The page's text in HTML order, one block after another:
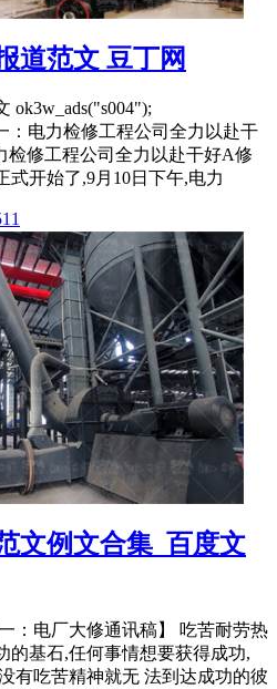
道范文 豆丁网
ok3w_ads("s004");
：电力检修工程公司全力以赴干
检修工程公司全力以赴干好A修
式开始了,9月10日下午,电力
文例文合集_百度文
：电厂大修通讯稿】 吃苦耐劳热
的基石,任何事情想要获得成功,
有吃苦精神就无 法到达成功的彼